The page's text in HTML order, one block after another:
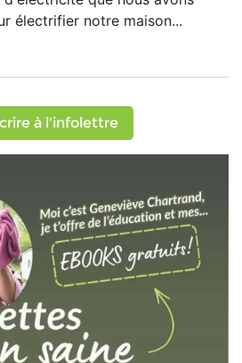
électrifier notre maison...
à l'infolettre